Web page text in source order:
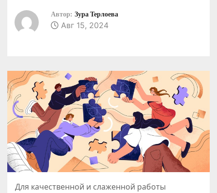
Автор: Зура Терлоева
Авг 15, 2024
Для качественной и слаженной работы